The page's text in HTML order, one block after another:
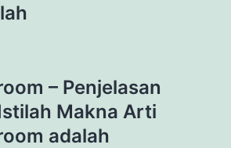
– Penjelasan
Makna Arti
adalah